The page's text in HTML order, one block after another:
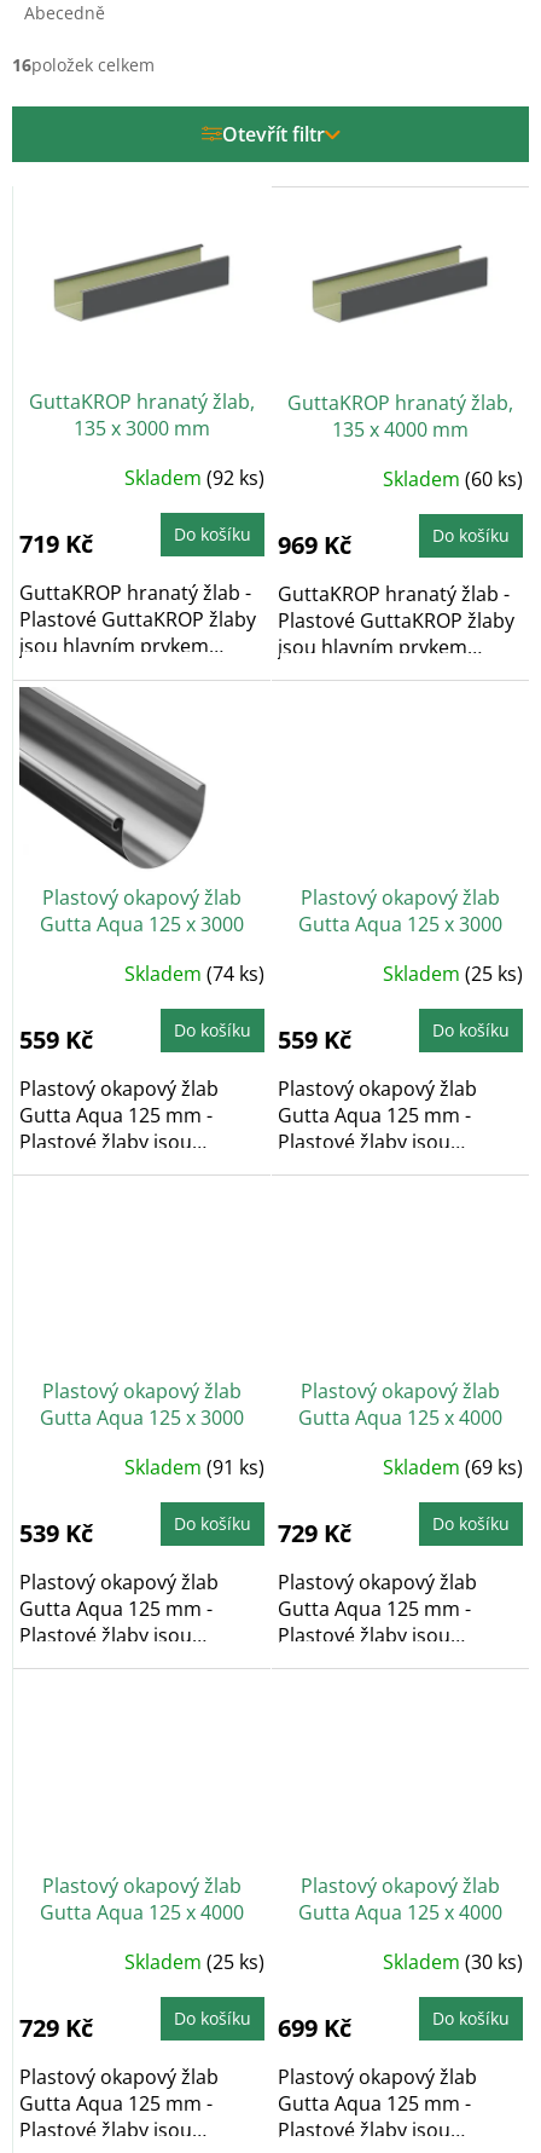
í
d
Abecedně
16položek celkem
Otevřít filtr
V
GuttaKROP hranatý žlab,
135 x 3000 mm
Skladem (92 ks)
719 Kč Do košíku
GuttaKROP hranatý žlab -
Plastové GuttaKROP žlaby
jsou hlavním prvkem
GuttaKROP hranatý žlab,
135 x 4000 mm
Průměrné
hodnocení
5,0
z
hvězdiček.
Skladem(60 ks)
969 Kč Do košíku
GuttaKROP hranatý žlab -
Plastové GuttaKROP žlaby
jsou hlavním prvkem
okapového...
Plastový okapový žlab
Gutta Aqua 125 x 3000
Skladem (74 ks)
559 Kč Do košíku
Plastový okapový žlab
Gutta Aqua 125 mm -
Plastové žlaby jsou
bezúdržbové a
Plastový okapový žlab
Gutta Aqua 125 x 3000
Skladem (25 ks)
559 Kč Do košíku
Plastový okapový žlab
Gutta Aqua 125 mm -
Plastové žlaby jsou
bezúdržbové a
Plastový okapový žlab
Gutta Aqua 125 x 3000
Skladem (91 ks)
539 Kč Do košíku
Plastový okapový žlab
Gutta Aqua 125 mm -
Plastové žlaby jsou
bezúdržbové a
Plastový okapový žlab
Gutta Aqua 125 x 4000
Skladem (69 ks)
729 Kč Do košíku
Plastový okapový žlab
Gutta Aqua 125 mm -
Plastové žlaby jsou
bezúdržbové a
Plastový okapový žlab
Gutta Aqua 125 x 4000
Skladem (25 ks)
729 Kč Do košíku
Plastový okapový žlab
Gutta Aqua 125 mm -
Plastové žlaby jsou
Plastový okapový žlab
Gutta Aqua 125 x 4000
Skladem (30 ks)
699 Kč Do košíku
Plastový okapový žlab
Gutta Aqua 125 mm -
Plastové žlaby jsou